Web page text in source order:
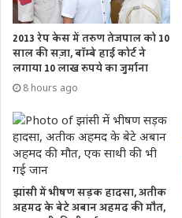
2013 रेप केस में तरुण तेजपाल को 10
साल की सज़ा, बॉम्बे हाई कोर्ट ने
लगाया 10 लाख रुपये का जुर्माना
8 hours ago
झांसी में भीषण सड़क हादसा, अतीक
अहमद के बेटे अबान अहमद की मौत,